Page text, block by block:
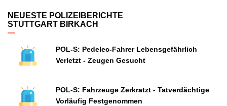
NEUESTE POLIZEIBERICHTE
STUTTGART BIRKACH
POL-S: Pedelec-Fahrer Lebensgefährlich
Verletzt - Zeugen Gesucht
POL-S: Fahrzeuge Zerkratzt - Tatverdächtige
Vorläufig Festgenommen